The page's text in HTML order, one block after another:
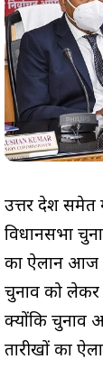
उत्तर प्रदेश
विधानसभा
का ऐलान आज
चुनाव को लेकर
क्योंकि चुनाव
तारीखों का